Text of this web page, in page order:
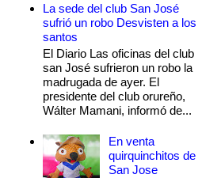
La sede del club San José
sufrió un robo Desvisten a los
santos
El Diario Las oficinas del club
san José sufrieron un robo la
madrugada de ayer. El
presidente del club orureño,
Wálter Mamani, informó de...
En venta
quirquinchitos de
San Jose